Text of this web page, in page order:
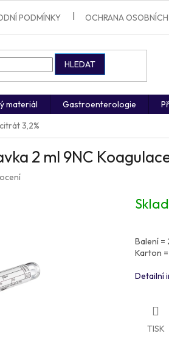
PODMÍNKY OCHRANA OSOBNÍCH
HLEDAT
materiál Gastroenterologie
3,2%
2 ml 9NC
Balení =
Karton
Detailní
TISK